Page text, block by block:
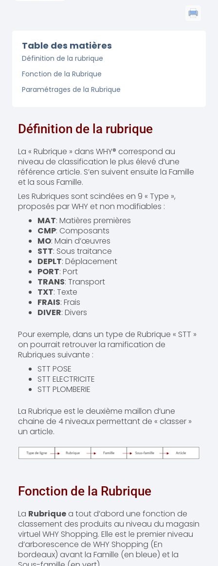
Table des matières
Définition de la rubrique
Fonction de la Rubrique
Paramétrages de la Rubrique
Définition de la rubrique
La « Rubrique » dans WHY® correspond au
niveau de classification le plus élevé d’une
référence article. S’en suivent ensuite la Famille
et la sous Famille.
Les Rubriques sont scindées en 9 « Type »,
proposés par WHY et non modifiables :
MAT: Matières premières
CMP: Composants
MO: Main d’œuvres
STT: Sous traitance
DEPLT: Déplacement
PORT: Port
TRANS: Transport
TXT: Texte
FRAIS: Frais
DIVER: Divers
Pour exemple, dans un type de Rubrique « STT »
on pourrait retrouver la ramification de
Rubriques suivante :
STT POSE
STT ELECTRICITE
STT PLOMBERIE
La Rubrique est le deuxième maillon d’une
chaine de 4 niveaux permettant de « classer »
un article.
Fonction de la Rubrique
La Rubriquea tout d’abord une fonction de
classement des produits au niveau du magasin
virtuel WHY Shopping. Elle est le premier niveau
d’arborescence de WHY Shopping (En
bordeaux) avant la Famille (en bleue) et la